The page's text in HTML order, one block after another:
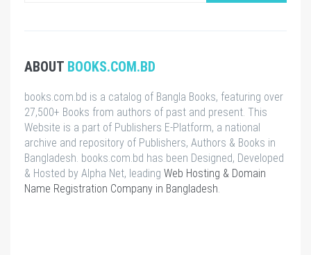
ABOUT BOOKS.COM.BD
books.com.bd is a catalog of Bangla Books, featuring over
27,500+ Books from authors of past and present. This
Website is a part of Publishers E-Platform, a national
archive and repository of Publishers, Authors & Books in
Bangladesh. books.com.bd has been Designed, Developed
& Hosted by Alpha Net, leading Web Hosting & Domain
Name Registration Company in Bangladesh